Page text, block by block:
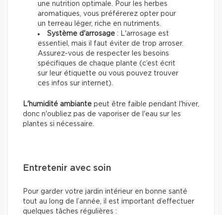
une nutrition optimale. Pour les herbes
aromatiques, vous préférerez opter pour
un terreau léger, riche en nutriments.
Système d'arrosage : L'arrosage est
essentiel, mais il faut éviter de trop arroser.
Assurez-vous de respecter les besoins
spécifiques de chaque plante (c’est écrit
sur leur étiquette ou vous pouvez trouver
ces infos sur internet).
L'humidité ambiante peut être faible pendant l'hiver,
donc n'oubliez pas de vaporiser de l'eau sur les
plantes si nécessaire.
Entretenir avec soin
Pour garder votre jardin intérieur en bonne santé
tout au long de l’année, il est important d’effectuer
quelques tâches régulières :